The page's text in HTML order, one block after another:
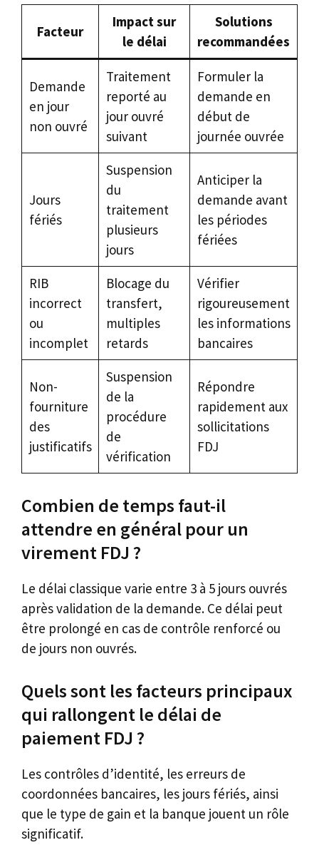
Facteur
Impact sur
le délai
Solutions
recommandées
Demande
en jour
non ouvré
Traitement
reporté au
jour ouvré
suivant
Formuler la
demande en
début de
journée ouvrée
Jours
fériés
Suspension
du
traitement
plusieurs
jours
Anticiper la
demande avant
les périodes
fériées
RIB
incorrect
ou
incomplet
Blocage du
transfert,
multiples
retards
Vérifier
rigoureusement
les informations
bancaires
Non-
fourniture
des
justificatifs
Suspension
de la
procédure
de
vérification
Répondre
rapidement aux
sollicitations
FDJ
Combien de temps faut-il
attendre en général pour un
virement FDJ ?
Le délai classique varie entre 3 à 5 jours ouvrés
après validation de la demande. Ce délai peut
être prolongé en cas de contrôle renforcé ou
de jours non ouvrés.
Quels sont les facteurs principaux
qui rallongent le délai de
paiement FDJ ?
Les contrôles d’identité, les erreurs de
coordonnées bancaires, les jours fériés, ainsi
que le type de gain et la banque jouent un rôle
significatif.